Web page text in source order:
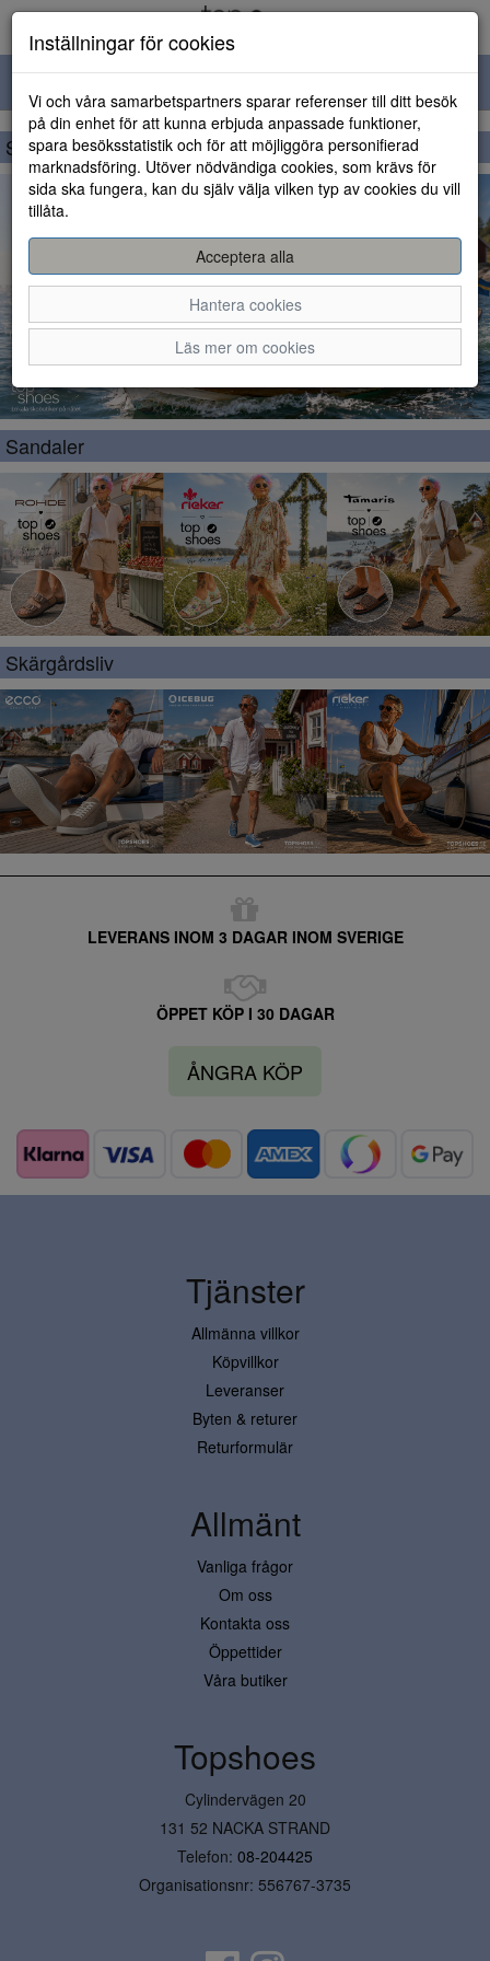
navigation
Sommarrea
Sandaler
Skärgårdsliv
LEVERANS INOM 3 DAGAR INOM SVERIGE
ÖPPET KÖP I 30 DAGAR
ÅNGRA KÖP
Inställningar för cookies
Vi och våra samarbetspartners sparar referenser till ditt besök
på din enhet för att kunna erbjuda anpassade funktioner,
spara besöksstatistik och för att möjliggöra personifierad
marknadsföring. Utöver nödvändiga cookies, som krävs för
sida ska fungera, kan du själv välja vilken typ av cookies du vill
tillåta.
Acceptera alla
Hantera cookies
Läs mer om cookies
Tjänster
Allmänna villkor
Köpvillkor
Leveranser
Byten & returer
Returformulär
Allmänt
Vanliga frågor
Om oss
Kontakta oss
Öppettider
Våra butiker
Topshoes
Cylindervägen 20
131 52 NACKA STRAND
Telefon: 08-204425
Organisationsnr: 556767-3735